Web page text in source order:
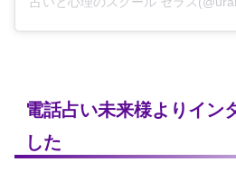
電話占い未来様よりイン
した